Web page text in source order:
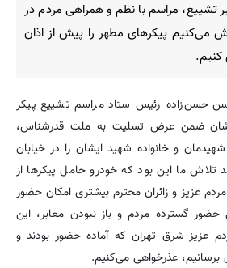
مراسم با نظم و همراهی مردم در
می‌کنیم پیکرهای مطهر را پیش از اذان
حسن‌زاده رئیس ستاد مراسم تشییع پیکر
ایشان ضمن عرض تسلیت به ملت قدرشناس،
شهیدمان و خانواده شهید ایشان را در خیابان
تلاش ما این بود که خودرو حامل پیکرها از
مردم عزیز و زائران محترم بیشتری امکان حضور
حضور گسترده مردم و باز نبودن معابر، این
عزیز شرق تهران که آماده حضور بودند و
برسانیم، عذرخواهی می‌کنیم.